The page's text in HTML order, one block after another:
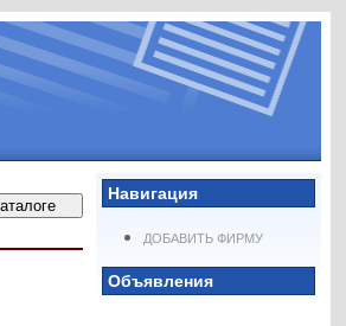
Навигация
ДОБАВИТЬ ФИРМУ
Объявления